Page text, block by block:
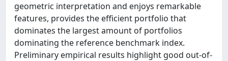
geometric interpretation and enjoys remarkable
features, provides the efficient portfolio that
dominates the largest amount of portfolios
dominating the reference benchmark index.
Preliminary empirical results highlight good out-of-